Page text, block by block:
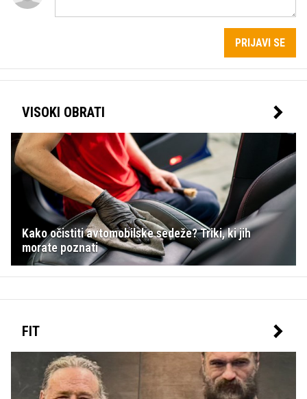
PRIJAVI SE
VISOKI OBRATI
Kako očistiti avtomobilske sedeže? Triki, ki jih
morate poznati
FIT